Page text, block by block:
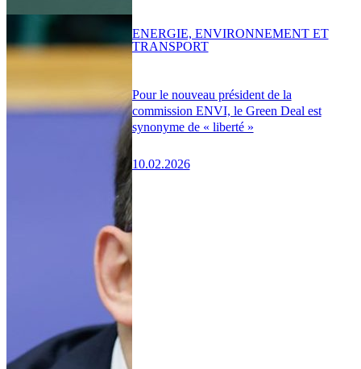
Pour le nouveau président de la
commission ENVI, le Green Deal est
synonyme de « liberté »
10.02.2026
ENERGIE, ENVIRONNEMENT ET
TRANSPORT